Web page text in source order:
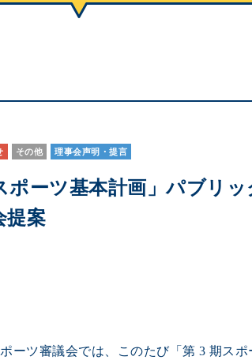
その他 理事会声明・提言
ポーツ基本計画」パブリ
提案
ーツ審議会では、このたび「第 3 期ス